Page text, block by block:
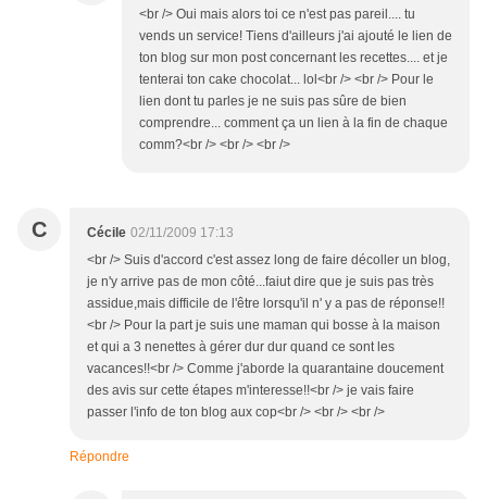
<br /> Oui mais alors toi ce n'est pas pareil.... tu
vends un service! Tiens d'ailleurs j'ai ajouté le lien de
ton blog sur mon post concernant les recettes.... et je
tenterai ton cake chocolat... lol<br /> <br /> Pour le
lien dont tu parles je ne suis pas sûre de bien
comprendre... comment ça un lien à la fin de chaque
comm?<br /> <br /> <br />
C Cécile 02/11/2009 17:13
<br /> Suis d'accord c'est assez long de faire décoller un blog,
je n'y arrive pas de mon côté...faiut dire que je suis pas très
assidue,mais difficile de l'être lorsqu'il n' y a pas de réponse!!
<br /> Pour la part je suis une maman qui bosse à la maison
et qui a 3 nenettes à gérer dur dur quand ce sont les
vacances!!<br /> Comme j'aborde la quarantaine doucement
des avis sur cette étapes m'interesse!!<br /> je vais faire
passer l'info de ton blog aux cop<br /> <br /> <br />
Répondre